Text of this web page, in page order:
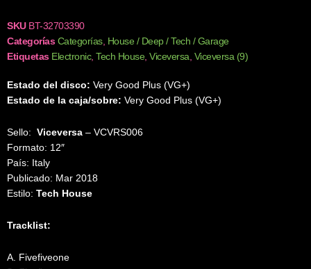
SKU BT-32703390
Categorías Categorías, House / Deep / Tech / Garage
Etiquetas Electronic, Tech House, Viceversa, Viceversa (9)
Estado del disco: Very Good Plus (VG+)
Estado de la caja/sobre: Very Good Plus (VG+)
Sello: Viceversa ‎– VCVRS006
Formato: 12″
País: Italy
Publicado: Mar 2018
Estilo: Tech House
Tracklist:
A. Fivefiveone